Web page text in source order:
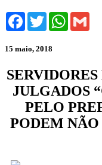
Facebook
Twitter
15 maio, 2018
JULGADOS
PELO
PODEM NÃO